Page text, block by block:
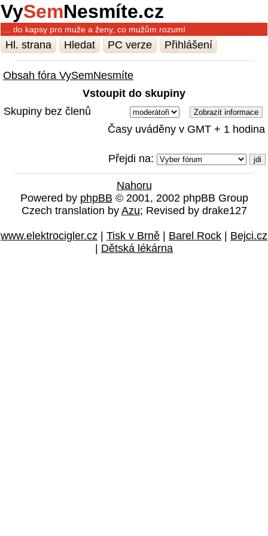
VySemNesmíte.cz
… do kapsy pro muže a ženy, co mužům rozumí
Hl. strana Hledat PC verze Přihlášení
Obsah fóra VySemNesmíte
Vstoupit do skupiny
Skupiny bez členů
Časy uváděny v GMT + 1 hodina
Přejdi na:
Nahoru
Powered by phpBB © 2001, 2002 phpBB Group
Czech translation by Azu; Revised by drake127
www.elektrocigler.cz Tisk v Brně Barel Rock
Bejci.cz
Dětská lékárna